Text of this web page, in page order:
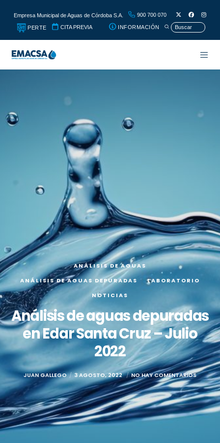
Empresa Municipal de Aguas de Córdoba S.A. 900 700 070
PERTE CITA PREVIA INFORMACIÓN
ANÁLISIS DE AGUAS
ANÁLISIS DE AGUAS DEPURADAS
LABORATORIO
NOTICIAS
Análisis de aguas depuradas
en Edar Santa Cruz – Julio
2022
JUAN GALLEGO 3 AGOSTO, 2022 NO HAY COMENTARIOS